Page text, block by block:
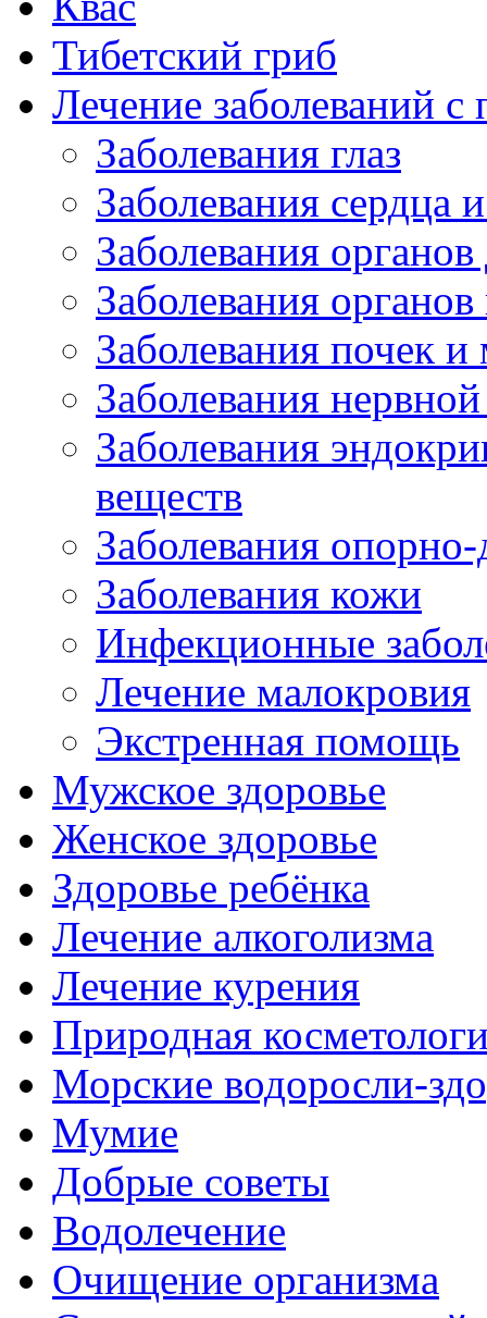
Тибетский гриб
Лечение заболеваний
Заболевания глаз
Заболевания сердца
Заболевания
Заболевания
Заболевания почек
Заболевания
Заболевания
веществ
Заболевания опорно-
Заболевания кожи
Инфекционные
Лечение малокровия
Экстренная помощь
Мужское здоровье
Женское здоровье
Здоровье ребёнка
Лечение алкоголизма
Лечение курения
Природная
Морские водоросли-
Мумие
Добрые советы
Водолечение
Очищение организма